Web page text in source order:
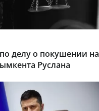
делу о покушении на
Руслана